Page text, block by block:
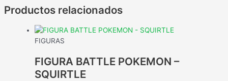
Productos relacionados
FIGURAS
FIGURA BATTLE POKEMON –
SQUIRTLE